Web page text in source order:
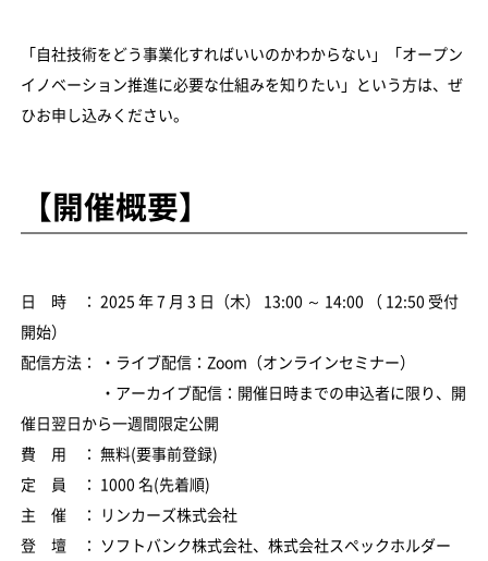
「自社技術をどう事業化すればいいのかわからない」「オープン
イノベーション推進に必要な仕組みを知りたい」という方は、ぜ
ひお申し込みください。
【開催概要】
日 時 ： 2025 年 7 月 3 日（木） 13:00 ～ 14:00 （ 12:50 受付
開始）
配信方法： ・ライブ配信：Zoom（オンラインセミナー）
・アーカイブ配信：開催日時までの申込者に限り、開
催日翌日から一週間限定公開
費 用 ： 無料(要事前登録)
定 員 ： 1000 名(先着順)
主 催 ： リンカーズ株式会社
登 壇 ： ソフトバンク株式会社、株式会社スペックホルダー